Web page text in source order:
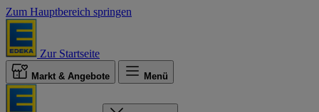
Zum Hauptbereich springen
Zur Startseite
Markt & Angebote Menü